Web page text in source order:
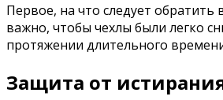
Первое, на что следует
важно, чтобы чехлы были легко
протяжении длительного
Защита от